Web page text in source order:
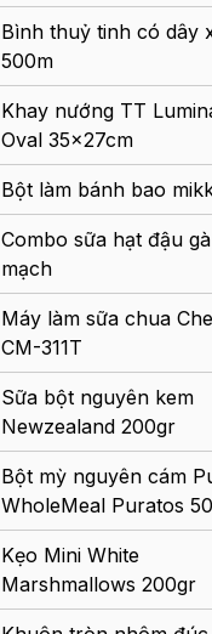
Bình thuỷ tinh có dây
500m
Khay nướng TT
Oval 35x27cm
Bột làm bánh bao
Combo sữa hạt đậu
mạch
Máy làm sữa chua
CM-311T
Sữa bột nguyên kem
Newzealand 200gr
Bột mỳ nguyên cám
WholeMeal Puratos
Kẹo Mini White
Marshmallows 200gr